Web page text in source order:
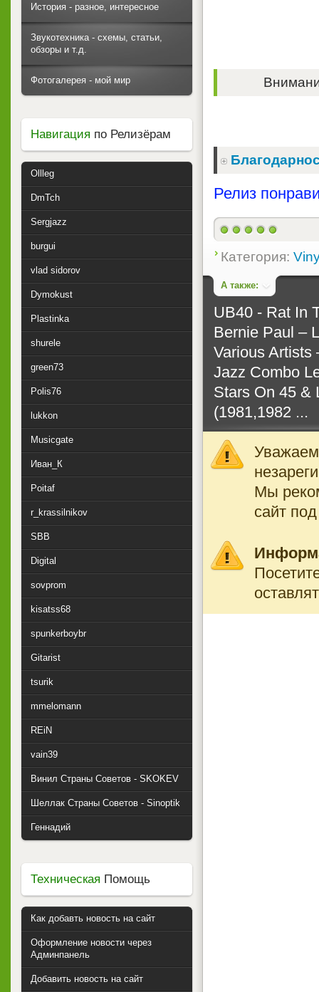
Релиз
Категория:
А также:
UB40 - Rat In
Bernie Paul ‎–
Various Artists
Jazz Combo
Stars On 45 &
(1981,1982 ...
Мы
сайт
История - разное, интересное
Звукотехника - схемы, статьи,
обзоры и т.д.
Фотогалерея - мой мир
Навигация по Релизёрам
Ollleg
DmTch
Sergjazz
burgui
vlad sidorov
Dymokust
Plastinka
shurele
green73
Polis76
lukkon
Musicgate
Иван_К
Poitaf
r_krassilnikov
SBB
Digital
sovprom
kisatss68
spunkerboybr
Gitarist
tsurik
mmelomann
REiN
vain39
Винил Страны Советов - SKOKEV
Шеллак Страны Советов - Sinoptik
Геннадий
Техническая Помощь
Как добавть новость на сайт
Оформление новости через
Админпанель
Добавить новость на сайт